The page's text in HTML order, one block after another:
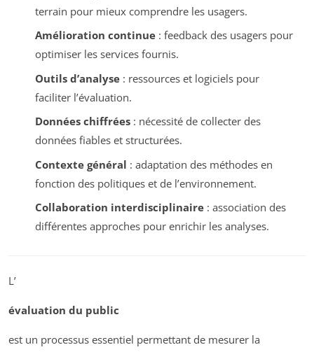
terrain pour mieux comprendre les usagers.
Amélioration continue: feedback des usagers pour
optimiser les services fournis.
Outils d’analyse: ressources et logiciels pour
faciliter l’évaluation.
Données chiffrées: nécessité de collecter des
données fiables et structurées.
Contexte général : adaptation des méthodes en
fonction des politiques et de l’environnement.
Collaboration interdisciplinaire: association des
différentes approches pour enrichir les analyses.
L’
évaluation du public
est un processus essentiel permettant de mesurer la